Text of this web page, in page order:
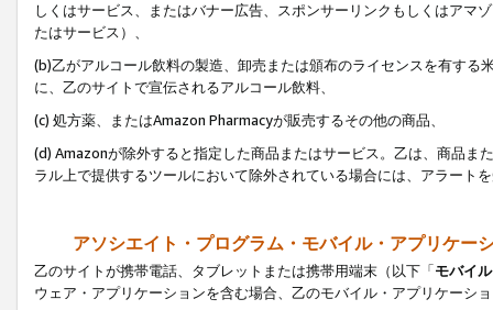
しくはサービス、またはバナー広告、スポンサーリンクもしくはアマ
たはサービス）、
(b)乙がアルコール飲料の製造、卸売または頒布のライセンスを有す
に、乙のサイトで宣伝されるアルコール飲料、
(c) 処方薬、またはAmazon Pharmacyが販売するその他の商品、
(d) Amazonが除外すると指定した商品またはサービス。乙は、商品ま
ラル上で提供するツールにおいて除外されている場合には、アラート
アソシエイト・プログラム・モバイル・アプリケー
乙のサイトが携帯電話、タブレットまたは携帯用端末（以下「モバイ
ウェア・アプリケーションを含む場合、乙のモバイル・アプリケーシ